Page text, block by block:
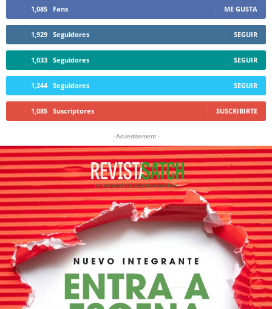
1,085 Fans ME GUSTA
1,929 Seguidores SEGUIR
1,033 Seguidores SEGUIR
1,244 Seguidores SEGUIR
1,085 Suscriptores SUSCRIBIRTE
- Advertisement -